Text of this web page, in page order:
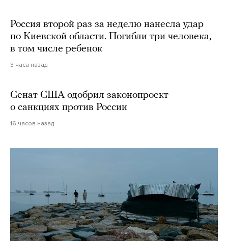
Россия второй раз за неделю нанесла удар
по Киевской области. Погибли три человека,
в том числе ребенок
3 часа назад
Сенат США одобрил законопроект
о санкциях против России
16 часов назад